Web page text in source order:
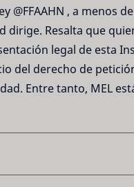
@FFAAHN , a menos
dirige. Resalta que
legal de esta
del derecho de
Entre tanto, MEL